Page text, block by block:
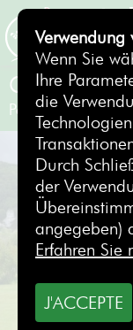
Golf des
Paris- Frankreich
Verwendung
Wenn Sie
Ihre
die
Durch
der
angegeben)
Erfahren Sie
J'ACCEPTE